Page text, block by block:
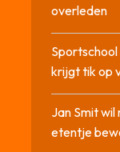
overleden
krijgt tik op
Jan Smit
etentje